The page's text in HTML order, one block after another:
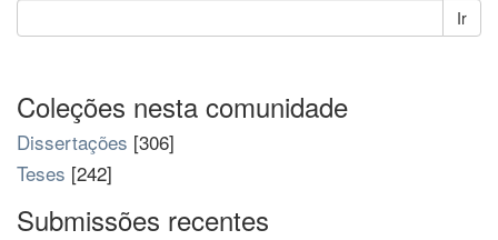
Ir
Coleções nesta comunidade
Dissertações [306]
Teses [242]
Submissões recentes